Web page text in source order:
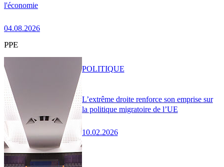
l'économie
04.08.2026
PPE
L’extrême droite renforce son emprise sur
la politique migratoire de l’UE
10.02.2026
POLITIQUE